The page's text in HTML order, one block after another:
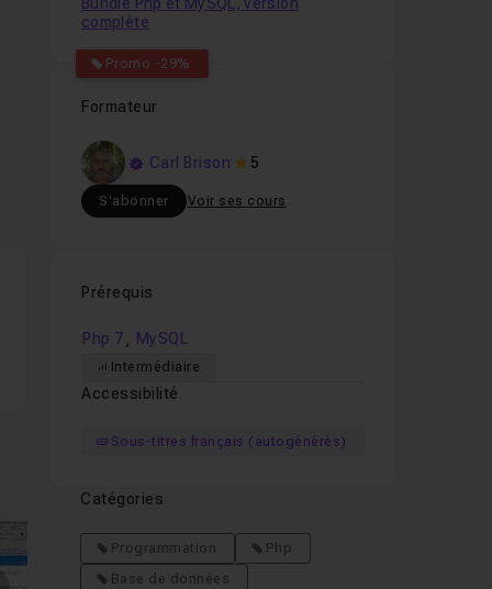
Promo -29%
complète
Formateur
Carl Brison 5
S'abonner Voir ses cours
Prérequis
Php 7 , MySQL
Intermédiaire
Accessibilité
Sous-titres français (autogénérés)
Catégories
Programmation
Php
Base de données